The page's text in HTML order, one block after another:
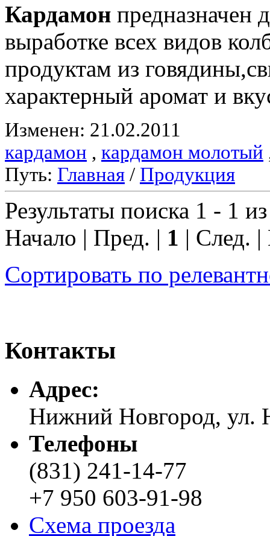
Кардамон предназначен
выработке всех видов
продуктам из
характерный аромат и
Изменен: 21.02.2011
кардамон , кардамон молотый
Путь: Главная / Продукция
Результаты поиска 1 - 1
Начало | Пред. | 1 | След.
Сортировать по
Контакты
Адреc:
Нижний Новгород, ул.
Телефоны
(831) 241-14-77
+7 950 603-91-98
Схема проезда